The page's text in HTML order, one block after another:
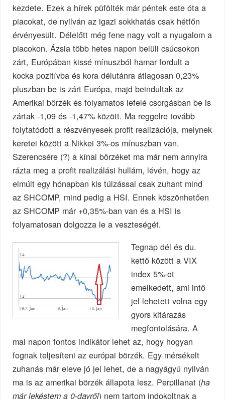
kezdete. Ezek a hírek püfölték már péntek este óta a
piacokat, de nyilván az igazi sokkhatás csak hétfőn
érvényesült. Délelőtt még fene nagy volt a nyugalom a
piacokon. Ázsia több hetes napon belüli csúcsokon
zárt, Európában kissé mínuszból hamar fordult a
kocka pozitívba és kora délutánra átlagosan 0,23%
pluszban be is zárt Európa, majd beindultak az
Amerikai börzék és folyamatos lefelé csorgásban be is
zártak -1,09 és -1,47% között. Ma reggelre tovább
folytatódott a részvényesek profit realizációja, melynek
keretei között a Nikkei 3%-os mínuszban van.
Szerencsére (?) a kínai börzéket ma már nem annyira
rázta meg a profit realizálási hullám, lévén, hogy az
elmúlt egy hónapban kis túlzással csak zuhant mind
az SHCOMP, mind pedig a HSI. Ennek köszönhetően
az SHCOMP már +0,35%-ban van és a HSI is
folyamatosan dolgozza le a veszteségét.
Tegnap dél és du.
kettő között a VIX
index 5%-ot
emelkedett, ami intő
jel lehetett volna egy
gyors kitárazás
megfontolására. A
mai napon fontos indikátor lehet az, hogy hogyan
fognak teljesíteni az európai börzék. Egy mérsékelt
zuhanás már eleve jó jel lehet, de a nagyágyú nyilván
ma is az amerikai börzék állapota lesz. Perpillanat (ha
már lekéstem a 0-dayről) nem tartom indokoltnak a